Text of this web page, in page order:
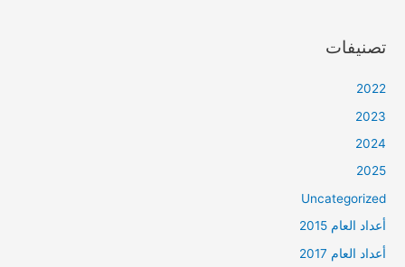
تصنيفات
2022
2023
2024
2025
Uncategorized
أعداد العام 2015
أعداد العام 2017